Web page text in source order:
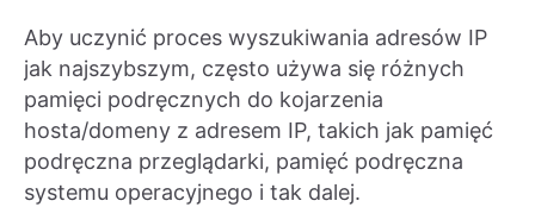
Aby uczynić proces wyszukiwania adresów IP
jak najszybszym, często używa się różnych
pamięci podręcznych do kojarzenia
hosta/domeny z adresem IP, takich jak pamięć
podręczna przeglądarki, pamięć podręczna
systemu operacyjnego i tak dalej.